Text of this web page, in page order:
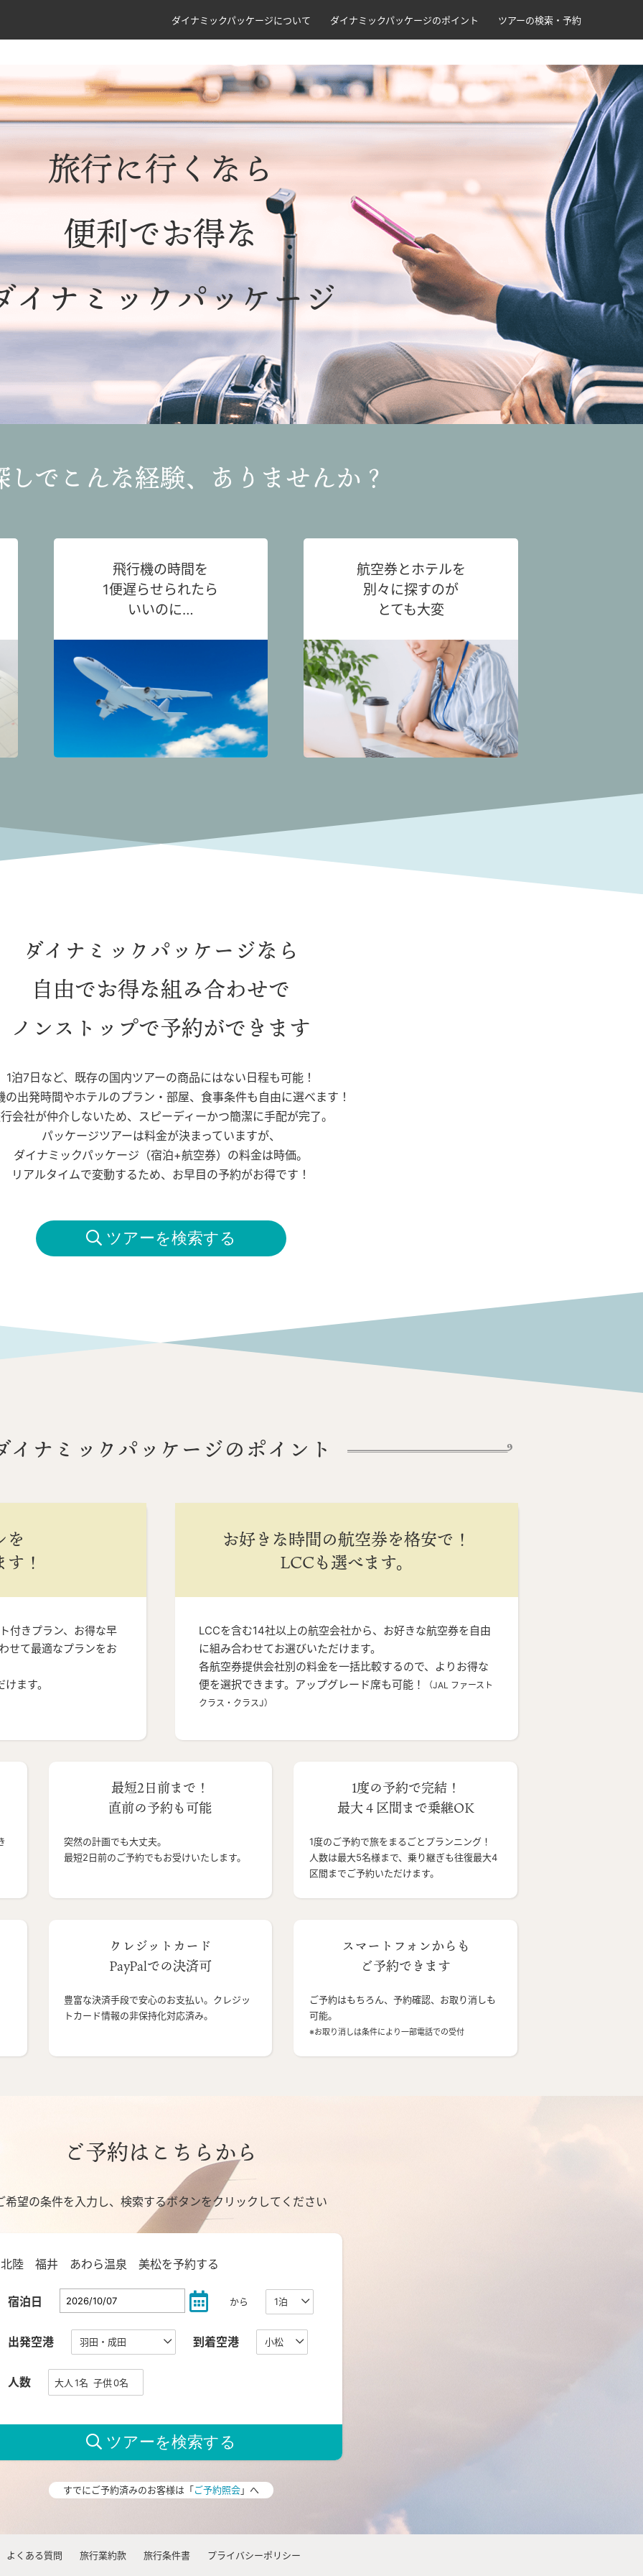
ダイナミックパッケージについて ダイナミックパッケージのポイント ツアーの検索・予約
旅行に行くなら
便利でお得な
イナミックパッケージ
しでこんな経験、ありませんか？
飛行機の時間を
1便遅らせられたら
いいのに…
航空券とホテルを
別々に探すのが
とても大変
ダイナミックパッケージなら
自由でお得な組み合わせで
ノンストップで予約ができます
1泊7日など、既存の国内ツアーの商品にはない日程も可能！
の出発時間やホテルのプラン・部屋、食事条件も自由に選べます！
会社が仲介しないため、スピーディーかつ簡潔に手配が完了。
パッケージツアーは料金が決まっていますが、
ダイナミックパッケージ（宿泊+航空券）の料金は時価。
リアルタイムで変動するため、お早目の予約がお得です！
 ツアーを検索する
イナミックパッケージのポイント
を
！
付きプラン、お得な早
せて最適なプランをお
ます。
お好きな時間の航空券を格安で！
LCCも選べます。
LCCを含む14社以上の航空会社から、お好きな航空券を自由
に組み合わせてお選びいただけます。
各航空券提供会社別の料金を一括比較するので、よりお得な
便を選択できます。アップグレード席も可能！
（JAL ファースト
クラス・クラスJ）
最短2日前まで！
直前の予約も可能
突然の計画でも大丈夫。
最短2日前のご予約でもお受けいたします。
1度の予約で完結！
最大４区間まで乗継OK
1度のご予約で旅をまるごとプランニング！
人数は最大5名様まで、乗り継ぎも往復最大4
区間までご予約いただけます。
クレジットカード
PayPalでの決済可
豊富な決済手段で安心のお支払い。クレジッ
トカード情報の非保持化対応済み。
スマートフォンからも
ご予約できます
ご予約はもちろん、予約確認、お取り消しも
可能。
※お取り消しは条件により一部電話での受付
ご予約はこちらから
希望の条件を入力し、検索するボタンをクリックしてください
北陸 福井 あわら温泉 美松を予約する
宿泊日 から
出発空港 到着空港
人数
すでにご予約済みのお客様は「ご予約照会」へ
よくある質問 旅行業約款 旅行条件書 プライバシーポリシー